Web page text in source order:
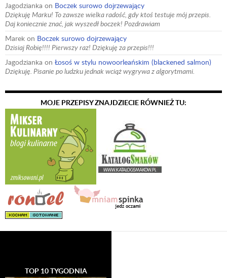
Jagodzianka on Boczek surowo dojrzewający
Dziękuję Marku! To zawsze wielka radość, gdy ktoś testuje mój przepis.
Daj koniecznie znać, jak wyszedł boczek! Pozdrawiam
Marek on Boczek surowo dojrzewający
Dzisiaj Robię!!!! Pierwszy raz! Dziękuję za przepis!!!
Jagodzianka on Łosoś w stylu nowoorleańskim (blackened salmon)
Dziękuję. Pisanie po ludzku jednak wciąż wygrywa z algorytmami.
MOJE PRZEPISY ZNAJDZIECIE RÓWNIEŻ TU:
TOP 10 TYGODNIA